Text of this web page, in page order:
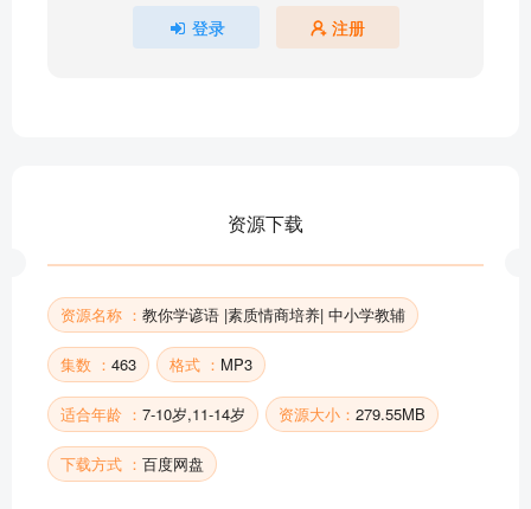
谚语443【勤俭篇】败家子，钱如草
谚语439【勤俭篇】富家一席酒，穷汉半年粮
谚语438【勤俭篇】新三年，旧三年，缝缝补补又三
年
谚语437【勤俭篇】学问勤中得，富裕俭中来
谚语436【勤俭篇】由俭入奢易，由奢入俭难
谚语435【勤俭篇】不算账不明，不计划不行
谚语434【勤俭篇】家有千万，小处不可不算
部分目录展示 ▶ 下载后解锁 463 首完整音频
登录 注册
资源下载
资源名称 ： 教你学谚语 |素质情商培养| 中小学教辅
集数 ： 463 格式 ： MP3
适合年龄 ： 7-10岁,11-14岁 资源大小： 279.55MB
下载方式 ： 百度网盘